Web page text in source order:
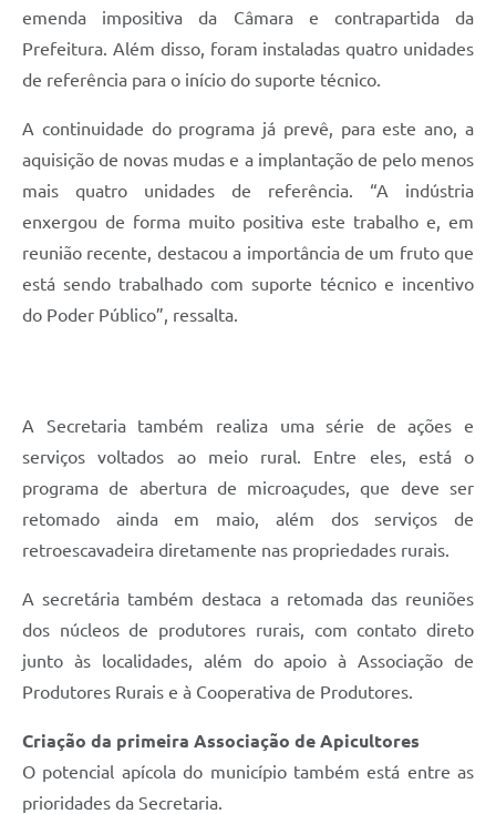
emenda impositiva da Câmara e contrapartida da
Prefeitura. Além disso, foram instaladas quatro unidades
de referência para o início do suporte técnico.
A continuidade do programa já prevê, para este ano, a
aquisição de novas mudas e a implantação de pelo menos
mais quatro unidades de referência. “A indústria
enxergou de forma muito positiva este trabalho e, em
reunião recente, destacou a importância de um fruto que
está sendo trabalhado com suporte técnico e incentivo
do Poder Público”, ressalta.
A Secretaria também realiza uma série de ações e
serviços voltados ao meio rural. Entre eles, está o
programa de abertura de microaçudes, que deve ser
retomado ainda em maio, além dos serviços de
retroescavadeira diretamente nas propriedades rurais.
A secretária também destaca a retomada das reuniões
dos núcleos de produtores rurais, com contato direto
junto às localidades, além do apoio à Associação de
Produtores Rurais e à Cooperativa de Produtores.
Criação da primeira Associação de Apicultores
O potencial apícola do município também está entre as
prioridades da Secretaria.